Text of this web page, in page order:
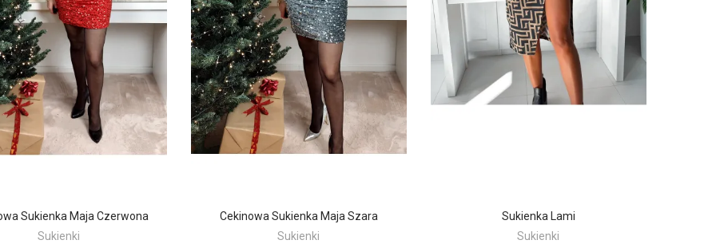
Sukienka Maja Czerwona
Sukienki
Cekinowa Sukienka Maja Szara
Sukienki
Sukienka Lami
Sukienki